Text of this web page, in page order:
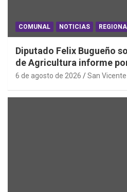
COMUNAL NOTICIAS
Diputado Felix Bugueño
de Agricultura informe
en la Región de O´Higgins
6 de agosto de 2026 San